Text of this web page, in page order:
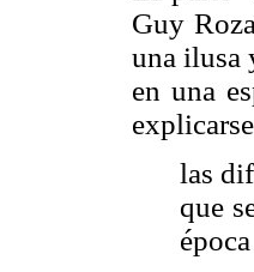
Guy
una ilusa
en una
las
que